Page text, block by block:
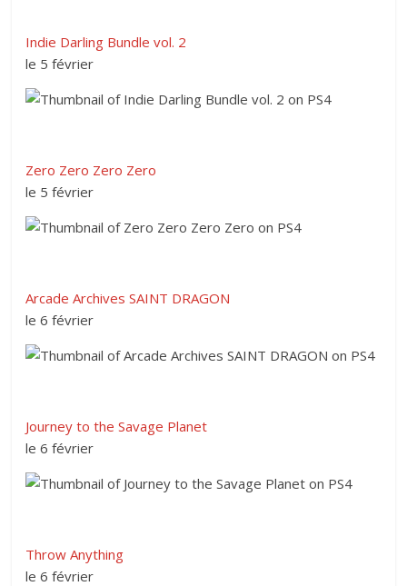
Indie Darling Bundle vol. 2
le 5 février
Zero Zero Zero Zero
le 5 février
Arcade Archives SAINT DRAGON
le 6 février
Journey to the Savage Planet
le 6 février
Throw Anything
le 6 février